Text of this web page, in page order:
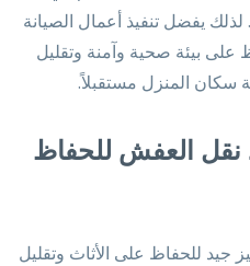
يفضل تنفيذ أعمال الصيانة
بيئة صحية وآمنة وتقليل
سكان المنزل مستقبلاً.
نقل العفش للحفاظ
جيد للحفاظ على الأثاث وتقليل